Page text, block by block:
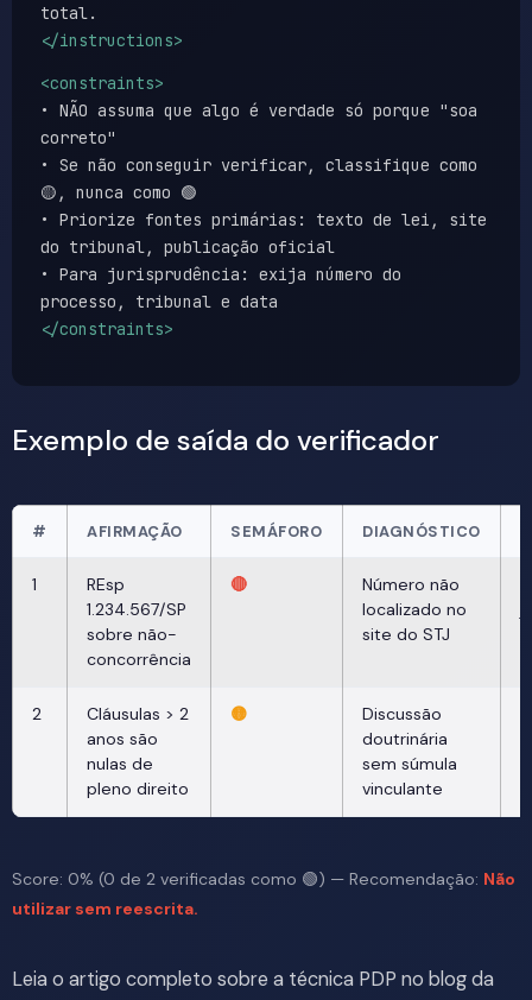
total.
</instructions>
<constraints>
• NÃO assuma que algo é verdade só porque "soa
correto"
• Se não conseguir verificar, classifique como
🟡, nunca como 🟢
• Priorize fontes primárias: texto de lei, site
do tribunal, publicação oficial
• Para jurisprudência: exija número do
processo, tribunal e data
</constraints>
Exemplo de saída do verificador
# AFIRMAÇÃO SEMÁFORO DIAGNÓSTICO
1
REsp
1.234.567/SP
sobre não-
concorrência
🔴
Número não
localizado no
site do STJ
2
Cláusulas > 2
anos são
nulas de
pleno direito
🟡
Discussão
doutrinária
sem súmula
vinculante
Score: 0% (0 de 2 verificadas como 🟢) — Recomendação: Não
utilizar sem reescrita.
Leia o artigo completo sobre a técnica PDP no blog da